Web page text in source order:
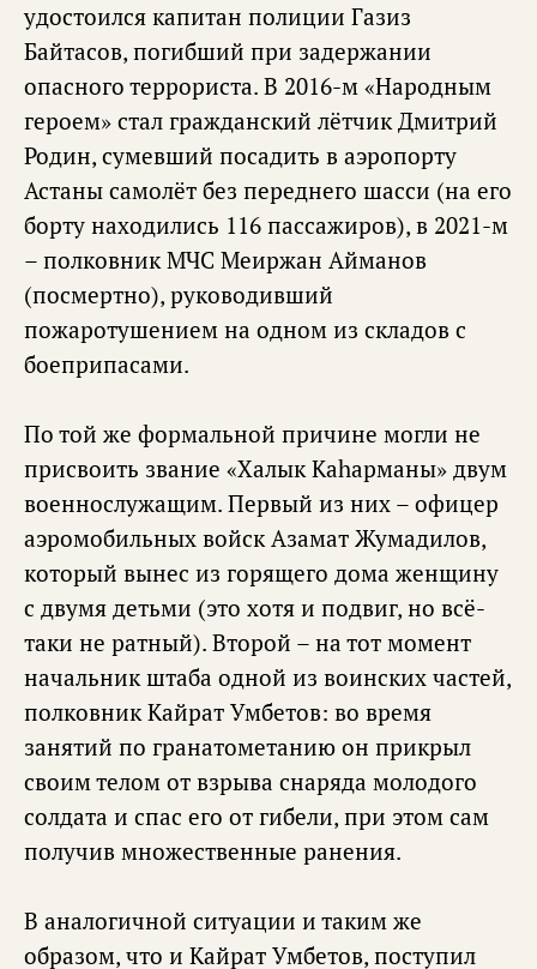
удостоился капитан полиции Газиз
Байтасов, погибший при задержании
опасного террориста. В 2016-м «Народным
героем» стал гражданский лётчик Дмитрий
Родин, сумевший посадить в аэропорту
Астаны самолёт без переднего шасси (на его
борту находились 116 пассажиров), в 2021-м
– полковник МЧС Меиржан Айманов
(посмертно), руководивший
пожаротушением на одном из складов с
боеприпасами.
По той же формальной причине могли не
присвоить звание «Халык Каhaрманы» двум
военнослужащим. Первый из них – офицер
аэромобильных войск Азамат Жумадилов,
который вынес из горящего дома женщину
с двумя детьми (это хотя и подвиг, но всё-
таки не ратный). Второй – на тот момент
начальник штаба одной из воинских частей,
полковник Кайрат Умбетов: во время
занятий по гранатометанию он прикрыл
своим телом от взрыва снаряда молодого
солдата и спас его от гибели, при этом сам
получив множественные ранения.
В аналогичной ситуации и таким же
образом, что и Кайрат Умбетов, поступил